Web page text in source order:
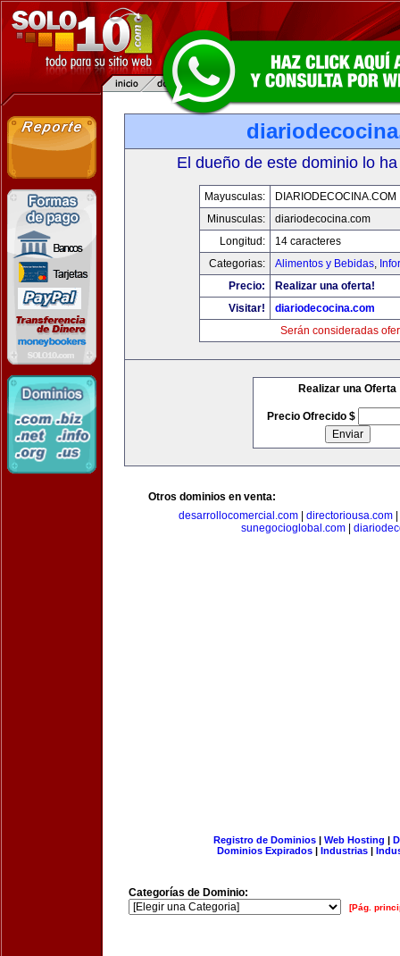
El dueño de este dominio lo
Mayusculas:
DIARIODECOCINA.COM
Minusculas:
diariodecocina.com
Longitud:
14 caracteres
Categorias:
Alimentos y Bebidas,
Precio:
Realizar una oferta!
Visitar!
diariodecocina.com
Serán consideradas
Realizar una Oferta
Precio Ofrecido $
Otros dominios en venta:
desarrollocomercial.com
directoriousa.com
sunegocioglobal.com|
Registro de Dominios| Web Hosting |
Dominios Expirados | Industrias |
Categorías de Dominio:
[Pág.